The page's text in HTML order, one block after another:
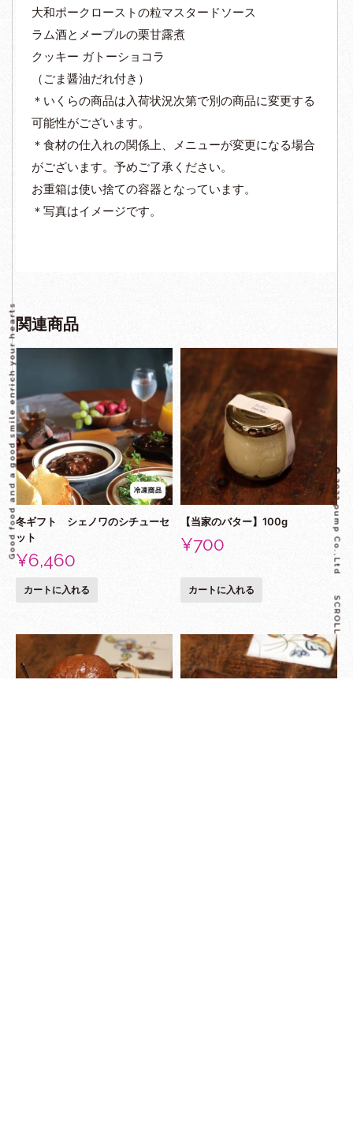
大和ポークローストの粒マスタードソース
ラム酒とメープルの栗甘露煮
クッキー ガトーショコラ
（ごま醤油だれ付き）
＊いくらの商品は入荷状況次第で別の商品に変更する
可能性がございます。
＊食材の仕入れの関係上、メニューが変更になる場合
がございます。予めご了承ください。
お重箱は使い捨ての容器となっています。
＊写真はイメージです。
関連商品
冬ギフト シェノワのシチューセ
ット
¥6,460
カートに入れる
【当家のバター】100g
¥700
カートに入れる
Good food and a good smile enrich your hearts © 2022 pump Co.,Ltd
SCROLL